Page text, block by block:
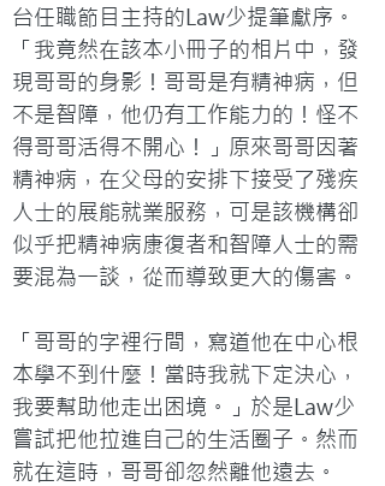
台任職節目主持的Law少提筆獻序。
「我竟然在該本小冊子的相片中，發
現哥哥的身影！哥哥是有精神病，但
不是智障，他仍有工作能力的！怪不
得哥哥活得不開心！」原來哥哥因著
精神病，在父母的安排下接受了殘疾
人士的展能就業服務，可是該機構卻
似乎把精神病康復者和智障人士的需
要混為一談，從而導致更大的傷害。
「哥哥的字裡行間，寫道他在中心根
本學不到什麼！當時我就下定決心，
我要幫助他走出困境。」於是Law少
嘗試把他拉進自己的生活圈子。然而
就在這時，哥哥卻忽然離他遠去。